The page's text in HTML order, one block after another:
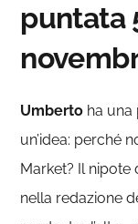
puntata
Umberto ha
un’idea: perché
Market? Il nipote
nella redazione